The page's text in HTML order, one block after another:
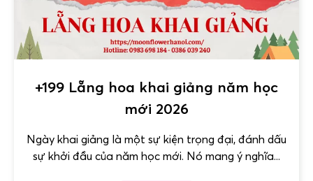
+199 Lẵng hoa khai giảng năm học
mới 2026
Ngày khai giảng là một sự kiện trọng đại, đánh dấu
sự khởi đầu của năm học mới. Nó mang ý nghĩa...